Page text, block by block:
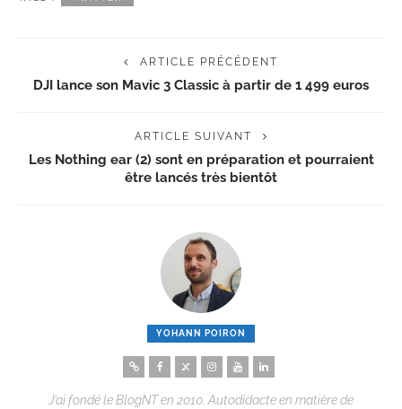
ARTICLE PRÉCÉDENT
DJI lance son Mavic 3 Classic à partir de 1 499 euros
ARTICLE SUIVANT
Les Nothing ear (2) sont en préparation et pourraient
être lancés très bientôt
YOHANN POIRON
J’ai fondé le BlogNT en 2010. Autodidacte en matière de